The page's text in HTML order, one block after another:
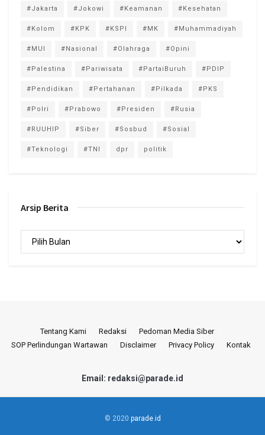
#Jakarta #Jokowi #Keamanan #Kesehatan
#Kolom #KPK #KSPI #MK #Muhammadiyah
#MUI #Nasional #Olahraga #Opini
#Palestina #Pariwisata #PartaiBuruh #PDIP
#Pendidikan #Pertahanan #Pilkada #PKS
#Polri #Prabowo #Presiden #Rusia
#RUUHIP #Siber #Sosbud #Sosial
#Teknologi #TNI dpr politik
Arsip Berita
Arsip
Tentang Kami Redaksi
Pedoman Media Siber
SOP Perlindungan Wartawan
Disclaimer Privacy Policy Kontak
Email: redaksi@parade.id
© 2020 parade.id